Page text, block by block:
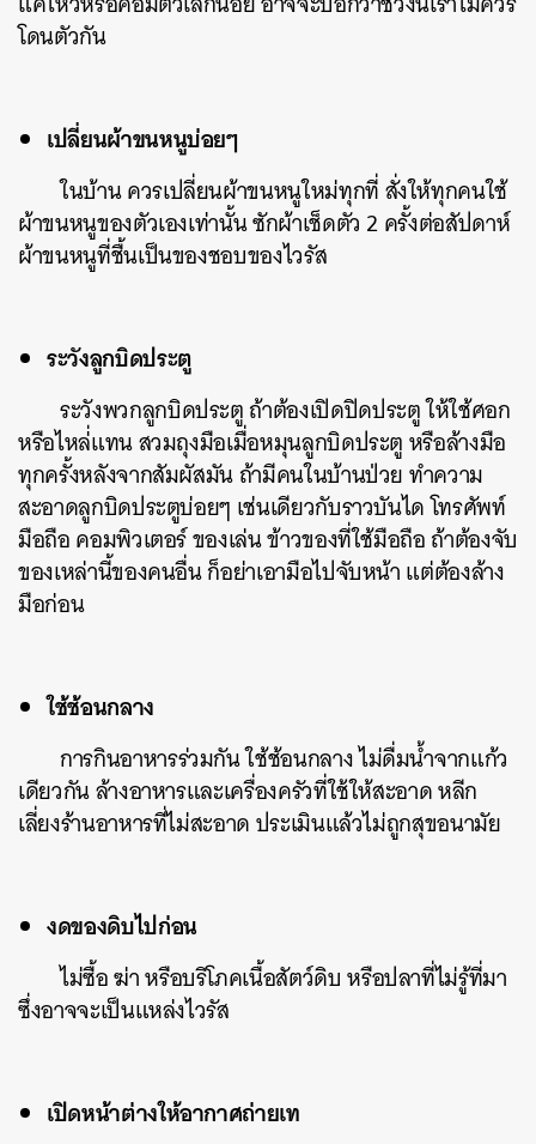
โดนตัวกัน
เปลี่ยนผ้าขนหนูบ่อยๆ
ในบ้าน ควรเปลี่ยนผ้าขนหนูใหม่ทุกที่ สั่งให้ทุกคนใช้
ผ้าขนหนูของตัวเองเท่านั้น ซักผ้าเช็ดตัว 2 ครั้งต่อสัปดาห์
ผ้าขนหนูที่ชื้นเป็นของชอบของไวรัส
ระวังลูกบิดประตู
ระวังพวกลูกบิดประตู ถ้าต้องเปิดปิดประตู ให้ใช้ศอก
หรือไหล่่แทน สวมถุงมือเมื่อหมุนลูกบิดประตู หรือล้างมือ
ทุกครั้งหลังจากสัมผัสมัน ถ้ามีคนในบ้านป่วย ทำความ
สะอาดลูกบิดประตูบ่อยๆ เช่นเดียวกับราวบันได โทรศัพท์
มือถือ คอมพิวเตอร์ ของเล่น ข้าวของที่ใช้มือถือ ถ้าต้องจับ
ของเหล่านี้ของคนอื่น ก็อย่าเอามือไปจับหน้า แต่ต้องล้าง
มือก่อน
ใช้ช้อนกลาง
การกินอาหารร่วมกัน ใช้ช้อนกลาง ไม่ดื่มน้ำจากแก้ว
เดียวกัน ล้างอาหารและเครื่องครัวที่ใช้ให้สะอาด หลีก
เลี่ยงร้านอาหารที่ไม่สะอาด ประเมินแล้วไม่ถูกสุขอนามัย
งดของดิบไปก่อน
ไม่ซื้อ ฆ่า หรือบริโภคเนื้อสัตว์ดิบ หรือปลาที่ไม่รู้ที่มา
ซึ่งอาจจะเป็นแหล่งไวรัส
เปิดหน้าต่างให้อากาศถ่ายเท
SHARE